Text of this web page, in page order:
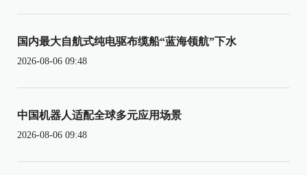
国内最大自航式纯电驱布缆船“蓝海领航”下水
2026-08-06 09:48
中国机器人适配全球多元应用场景
2026-08-06 09:48